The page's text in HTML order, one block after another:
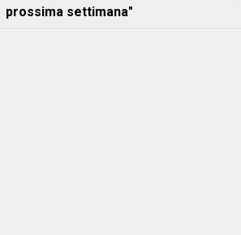
prossima settimana"